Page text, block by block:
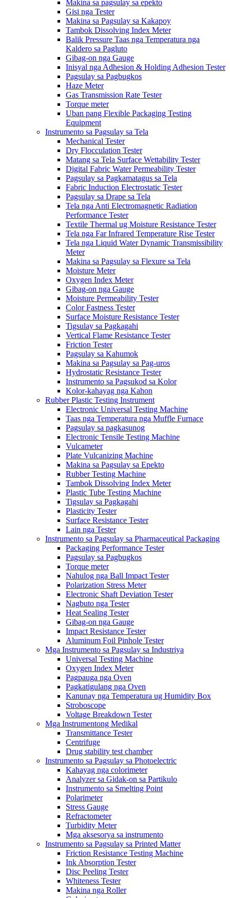
Makina sa pagsulay sa epekto
Gisi nga Tester
Makina sa Pagsulay sa Kakapoy
Tambok Dissolving Index Meter
Balik Pressure Taas nga Temperatura nga
Kaldero sa Pagluto
Gibag-on nga Gauge
Inisyal nga Adhesion & Holding Adhesion Tester
Pagsulay sa Pagbugkos
Haze Meter
Gas Transmission Rate Tester
Torque meter
Uban pang Flexible Packaging Testing
Equipment
Instrumento sa Pagsulay sa Tela
Mechanical Tester
Dry Flocculation Tester
Matang sa Tela Surface Wettability Tester
Digital Fabric Water Permeability Tester
Pagsulay sa Pagkamatagus sa Tela
Fabric Induction Electrostatic Tester
Pagsulay sa Drape sa Tela
Tela nga Anti Electromagnetic Radiation
Performance Tester
Textile Thermal ug Moisture Resistance Tester
Tela nga Far Infrared Temperature Rise Tester
Tela nga Liquid Water Dynamic Transmissibility
Meter
Makina sa Pagsulay sa Flexure sa Tela
Moisture Meter
Oxygen Index Meter
Gibag-on nga Gauge
Moisture Permeability Tester
Color Fastness Tester
Surface Moisture Resistance Tester
Tigsulay sa Pagkagahi
Vertical Flame Resistance Tester
Friction Tester
Pagsulay sa Kahumok
Makina sa Pagsulay sa Pag-uros
Hydrostatic Resistance Tester
Instrumento sa Pagsukod sa Kolor
Kolor-kahayag nga Kahon
Rubber Plastic Testing Instrument
Electronic Universal Testing Machine
Taas nga Temperatura nga Muffle Furnace
Pagsulay sa pagkasunog
Electronic Tensile Testing Machine
Vulcameter
Plate Vulcanizing Machine
Makina sa Pagsulay sa Epekto
Rubber Testing Machine
Tambok Dissolving Index Meter
Plastic Tube Testing Machine
Tigsulay sa Pagkagahi
Plasticity Tester
Surface Resistance Tester
Lain nga Tester
Instrumento sa Pagsulay sa Pharmaceutical Packaging
Packaging Performance Tester
Pagsulay sa Pagbugkos
Torque meter
Nahulog nga Ball Impact Tester
Polarization Stress Meter
Electronic Shaft Deviation Tester
Nagbuto nga Tester
Heat Sealing Tester
Gibag-on nga Gauge
Impact Resistance Tester
Aluminum Foil Pinhole Tester
Mga Instrumento sa Pagsulay sa Industriya
Universal Testing Machine
Oxygen Index Meter
Pagpauga nga Oven
Pagkatigulang nga Oven
Kanunay nga Temperatura ug Humidity Box
Stroboscope
Voltage Breakdown Tester
Mga Instrumentong Medikal
Transmittance Tester
Centrifuge
Drug stability test chamber
Instrumento sa Pagsulay sa Photoelectric
Kahayag nga colorimeter
Analyzer sa Gidak-on sa Partikulo
Instrumento sa Smelting Point
Polarimeter
Stress Gauge
Refractometer
Turbidity Meter
Mga aksesorya sa instrumento
Instrumento sa Pagsulay sa Printed Matter
Friction Resistance Testing Machine
Ink Absorption Tester
Disc Peeling Tester
Whiteness Tester
Makina nga Roller